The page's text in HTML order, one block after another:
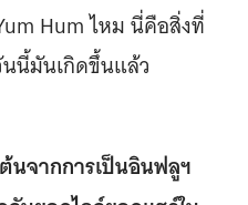
Hum ไหม นี่คือสิ่งที่
นนี้มันเกิดขึ้นแล้ว
นจากการเป็นอินฟลูฯ